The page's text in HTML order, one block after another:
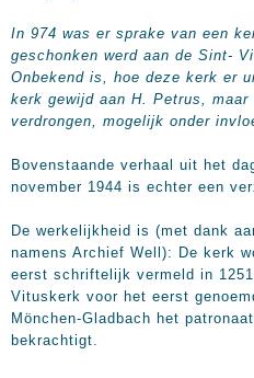
In 974 was er sprake van een
geschonken werd aan de Sint-
Onbekend is, hoe deze kerk er
kerk gewijd aan H. Petrus,
verdrongen, mogelijk onder
Bovenstaande verhaal uit het
november 1944 is echter een
De werkelijkheid is (met dank
namens Archief Well): De kerk
eerst schriftelijk vermeld in
Vituskerk voor het eerst
Mönchen-Gladbach het
bekrachtigt.